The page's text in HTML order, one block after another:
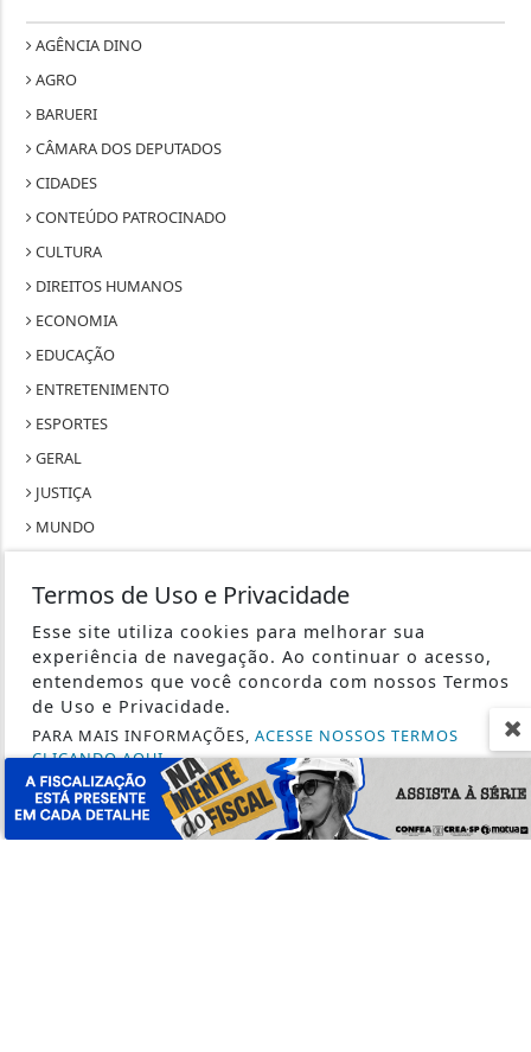
CÂMARA DOS DEPUTADOS
CIDADES
CONTEÚDO PATROCINADO
CULTURA
DIREITOS HUMANOS
ECONOMIA
EDUCAÇÃO
ENTRETENIMENTO
ESPORTES
GERAL
JUSTIÇA
MUNDO
POLICIAL
RIO DE JANEIRO
SÃO PAULO
TECNOLOGIA & INOVAÇÃO
TRABALHO
SEU SITE - TODOS OS DIREITOS RESERVADOS.
TERMOS DE USO E PRIVACIDADE
Termos de Uso e Privacidade
Esse site utiliza cookies para melhorar sua
experiência de navegação. Ao continuar o acesso,
entendemos que você concorda com nossos Termos
de Uso e Privacidade.
PARA MAIS INFORMAÇÕES, ACESSE NOSSOS TERMOS
CLICANDO AQUI
PROSSEGUIR